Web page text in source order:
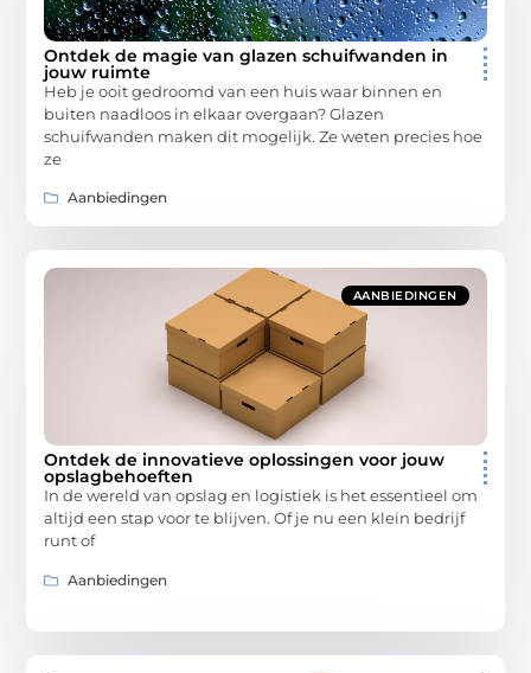
Ontdek de magie van glazen schuifwanden in
jouw ruimte
Heb je ooit gedroomd van een huis waar binnen en
buiten naadloos in elkaar overgaan? Glazen
schuifwanden maken dit mogelijk. Ze weten precies hoe
ze
Aanbiedingen
AANBIEDINGEN
Ontdek de innovatieve oplossingen voor jouw
opslagbehoeften
In de wereld van opslag en logistiek is het essentieel om
altijd een stap voor te blijven. Of je nu een klein bedrijf
runt of
Aanbiedingen